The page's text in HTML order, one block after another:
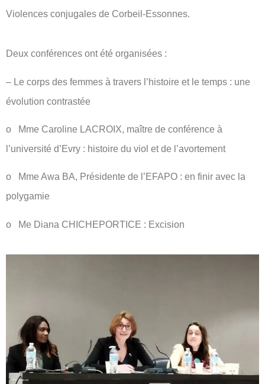
Violences conjugales de Corbeil-Essonnes.
Deux conférences ont été organisées :
– Le corps des femmes à travers l’histoire et le temps : une
évolution contrastée
o Mme Caroline LACROIX, maître de conférence à
l’université d’Evry : histoire du viol et de l’avortement
o Mme Awa BA, Présidente de l’EFAPO : en finir avec la
polygamie
o Me Diana CHICHEPORTICE : Excision